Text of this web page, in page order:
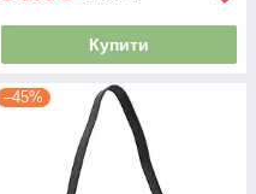
Купити
–45%